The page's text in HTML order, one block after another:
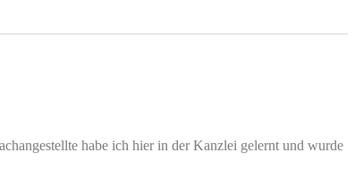
habe ich hier in der Kanzlei gelernt und wurde